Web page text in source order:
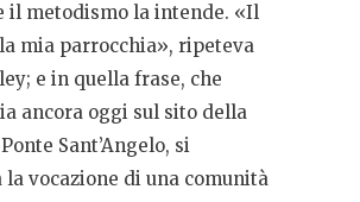
il metodismo la intende. «Il
mia parrocchia», ripeteva
e in quella frase, che
ancora oggi sul sito della
Sant’Angelo, si
la vocazione di una comunità